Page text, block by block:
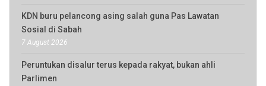
KDN buru pelancong asing salah guna Pas Lawatan
Sosial di Sabah
7 August 2026
Peruntukan disalur terus kepada rakyat, bukan ahli
Parlimen